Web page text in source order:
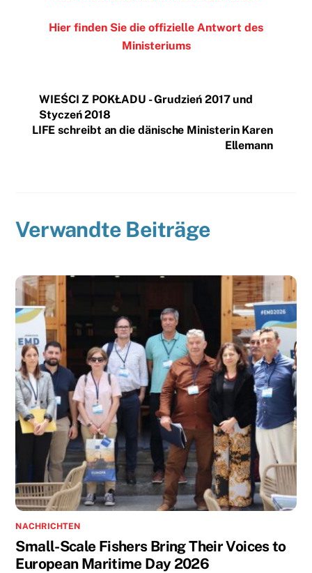
Hier finden Sie die offizielle Antwort des
Ministeriums
WIEŚCI Z POKŁADU - Grudzień 2017 und
Styczeń 2018
LIFE schreibt an die dänische Ministerin Karen
Ellemann
Verwandte Beiträge
NACHRICHTEN
Small-Scale Fishers Bring Their Voices to
European Maritime Day 2026